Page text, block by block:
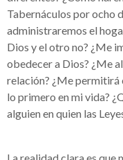
Tabernáculos por ocho
administraremos el
Dios y el otro no? ¿Me
obedecer a Dios? ¿Me
relación? ¿Me permitirá
lo primero en mi vida?
alguien en quien las